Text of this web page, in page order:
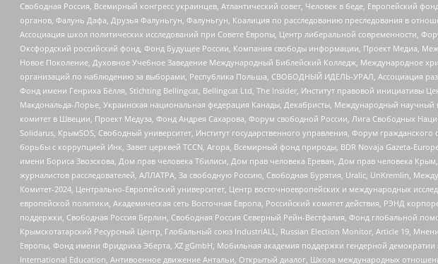
Свободная Россия, Всемирный конгресс украинцев, Атлантический совет, Человек в беде, Европейский
органов, Фалунь Дафа, Друзья Фалуньгун, Фалуньгун, Коалиция по расследованию преследования в
Ассоциация школ политических исследований при Совете Европы, Центр либеральной современности,
Оксфордский российский фонд, Фонд Будущее России, Компания свободы информации, Проект Медиа,
Новое Поколение, Духовное Учебное Заведение Международный Библейский Колледж, Международное
организаций по наблюдению за выборами, Республика Польша, СВОБОДНЫЙ ИДЕЛЬ-УРАЛ, Ассоциация
Фонд имени Генриха Бёлля, Stichting Bellingcat, Bellingcat Ltd, The Insider, Институт правовой инициативы
Макдональда-Лорье, Украинская национальная федерация Канады, Декабристы, Международный
комитет в Швеции, Проект Медуза, Фонд Андрея Сахарова, Форум свободной России, Лига Свободных
Solidarus, КрымSOS, Свободный университет, Институт государственного управления, Форум
борьбы с коррупцией Инк, Завет церквей TCCN, Агора, Всемирный фонд природы, BDR Novaja Gazeta-
имени Бориса Звозскова, Дом прав человека Тбилиси, Дом прав человека Ереван, Дом прав человека
журналистов расследователей, АЛЛАТРА, За свободную Россию, Свободная Бурятия, Uralic, UnKremlin,
Комитет-2024, Центрально-Европейский университет, Центр восточноевропейских и международных
европейской политики, Академическая сеть Восточная Европа, Российский комитет действия, РЭНД
поддержки, Свободная Россия Берлин, Свободная Россия Северный Рейн-Вестфалия, Фонд глобальной
Крымскотатарский Ресурсный Центр, Глобальный союз IndustriALL, Russian Election Monitor, Article 19,
Европы, Фонд имени Фридриха Эберта, XZ gGmbH, Мобильная академия поддержки гендерной
International Education, Антивоенное движение Антальи, Открытый диалог, Школа международных